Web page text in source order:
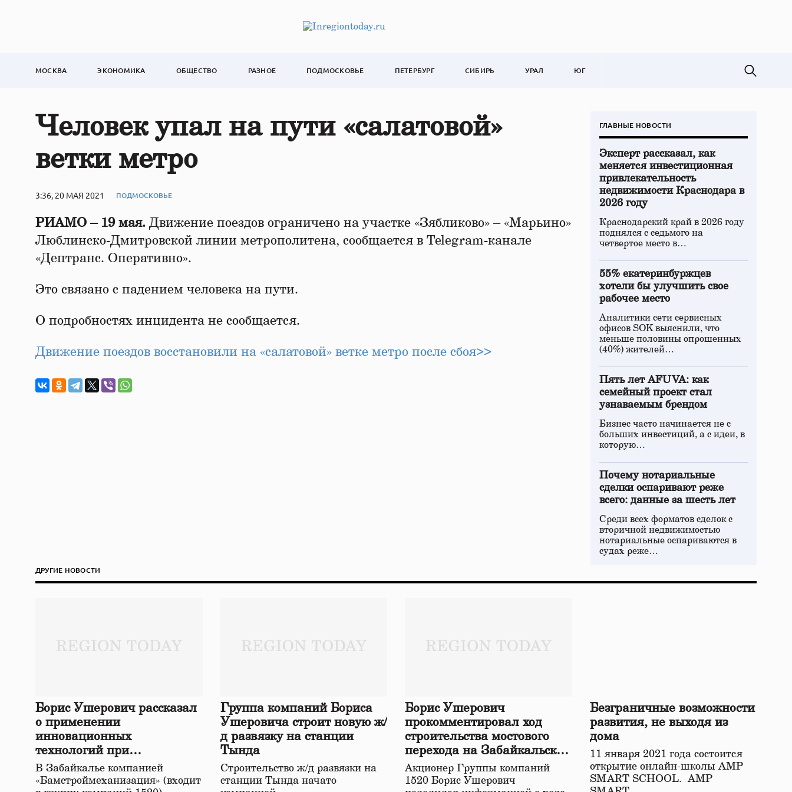
МОСКВА ЭКОНОМИКА ОБЩЕСТВО РАЗНОЕ ПОДМОСКОВЬЕ ПЕТЕРБУРГ СИБИРЬ УРАЛ ЮГ
Человек упал на пути «салатовой»
ветки метро
3:36, 20 МАЯ 2021 ПОДМОСКОВЬЕ
РИАМО – 19 мая. Движение поездов ограничено на участке «Зябликово» – «Марьино»
Люблинско-Дмитровской линии метрополитена, сообщается в Telegram-канале
«Дептранс. Оперативно».
Это связано с падением человека на пути.
О подробностях инцидента не сообщается.
Движение поездов восстановили на «салатовой» ветке метро после сбоя>>
ГЛАВНЫЕ НОВОСТИ
Эксперт рассказал, как
меняется инвестиционная
привлекательность
недвижимости Краснодара в
2026 году
Краснодарский край в 2026 году
поднялся с седьмого на
четвертое место в…
55% екатеринбуржцев
хотели бы улучшить свое
рабочее место
Аналитики сети сервисных
офисов SOK выяснили, что
меньше половины опрошенных
(40%) жителей…
Пять лет AFUVA: как
семейный проект стал
узнаваемым брендом
Бизнес часто начинается не с
больших инвестиций, а с идеи, в
которую…
Почему нотариальные
сделки оспаривают реже
всего: данные за шесть лет
Среди всех форматов сделок с
вторичной недвижимостью
нотариальные оспариваются в
судах реже…
ДРУГИЕ НОВОСТИ
Борис Ушерович рассказал
о применении
инновационных
технологий при
строительстве нового моста
в Забайкалье
В Забайкалье компанией
«Бамстроймеханизация» (входит
Группа компаний Бориса
Ушеровича строит новую ж/
д развязку на станции
Тында
Строительство ж/д развязки на
станции Тында начато
Борис Ушерович
прокомментировал ход
строительства мостового
перехода на Забайкальской
железной дороге
Акционер Группы компаний
1520 Борис Ушерович
Безграничные возможности
развития, не выходя из
дома
11 января 2021 года состоится
открытие онлайн-школы АМР
SMART SCHOOL. АМР